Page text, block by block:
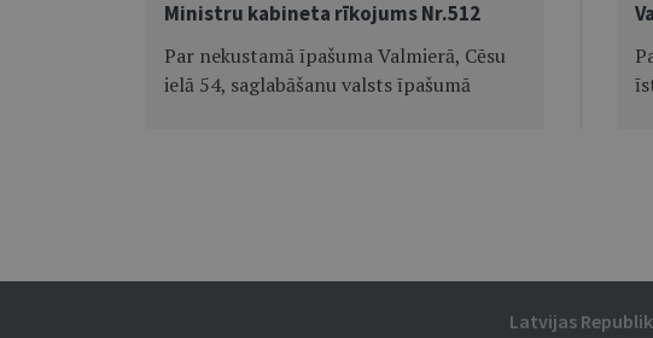
Ministru kabineta rīkojums Nr.512
Par nekustamā īpašuma Valmierā, Cēsu
ielā 54, saglabāšanu valsts īpašumā
Latvijas